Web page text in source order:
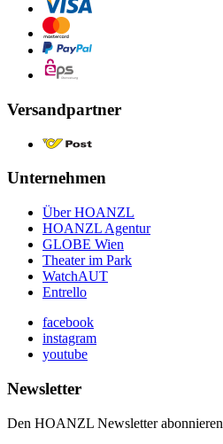
Versandpartner
Unternehmen
Über HOANZL
HOANZL Agentur
GLOBE Wien
Theater im Park
WatchAUT
Entrello
facebook
instagram
youtube
Newsletter
Den HOANZL Newsletter abonnieren